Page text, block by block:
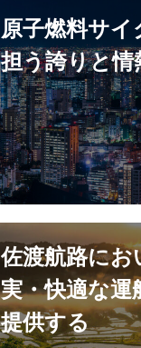
原子燃料サ
担う誇りと情
佐渡航路に
実・快適な運
提供する